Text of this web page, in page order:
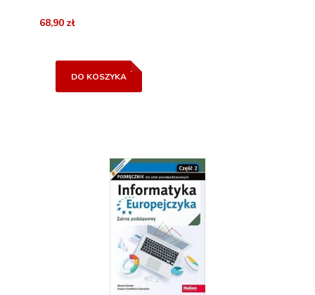
68,90 zł
DO KOSZYKA